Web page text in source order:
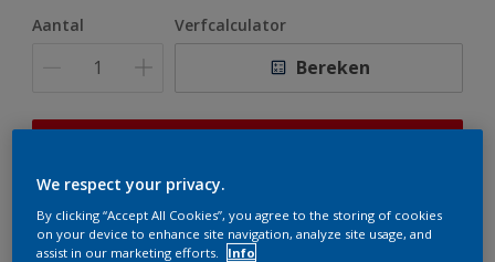
Aantal Verfcalculator
Bereken
er hard aan om de voorraad aan te vullen.
We respect your privacy.
By clicking “Accept All Cookies”, you agree to the storing of cookies
on your device to enhance site navigation, analyze site usage, and
assist in our marketing efforts.
Info